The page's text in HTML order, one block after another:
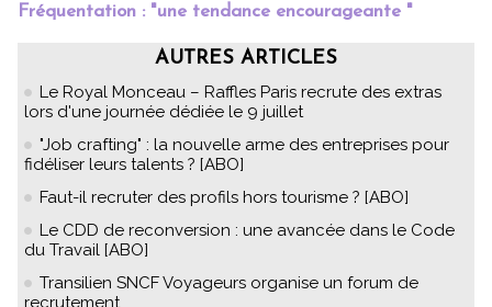
Fréquentation : "une tendance encourageante "
AUTRES ARTICLES
Le Royal Monceau – Raffles Paris recrute des extras
lors d'une journée dédiée le 9 juillet
"Job crafting" : la nouvelle arme des entreprises pour
fidéliser leurs talents ? [ABO]
Faut-il recruter des profils hors tourisme ? [ABO]
Le CDD de reconversion : une avancée dans le Code
du Travail [ABO]
Transilien SNCF Voyageurs organise un forum de
recrutement